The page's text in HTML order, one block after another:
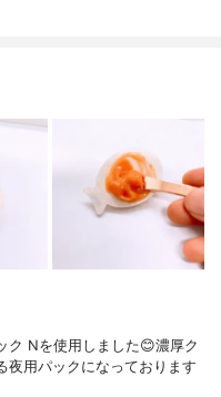
ク Nを使用しました😊濃厚ク
夜用パックになっております